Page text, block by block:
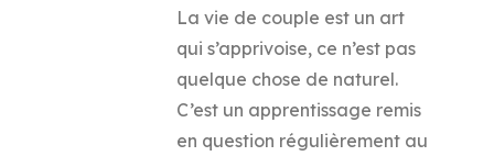
La vie de couple est un art
qui s’apprivoise, ce n’est pas
quelque chose de naturel.
C’est un apprentissage remis
en question régulièrement au